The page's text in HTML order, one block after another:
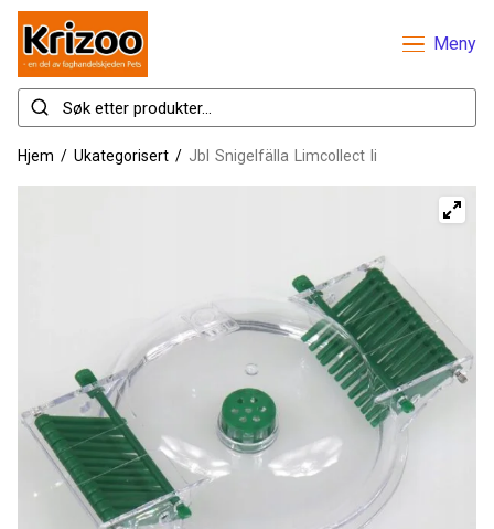
Meny
Hjem / Ukategorisert / Jbl Snigelfälla Limcollect Ii